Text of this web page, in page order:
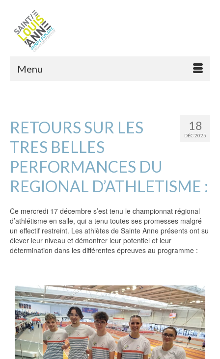
Menu
18
DÉC 2025
RETOURS SUR LES
TRES BELLES
PERFORMANCES DU
REGIONAL D’ATHLETISME :
Ce mercredi 17 décembre s’est tenu le championnat régional
d’athlétisme en salle, qui a tenu toutes ses promesses malgré
un effectif restreint. Les athlètes de Sainte Anne présents ont su
élever leur niveau et démontrer leur potentiel et leur
détermination dans les différentes épreuves au programme :